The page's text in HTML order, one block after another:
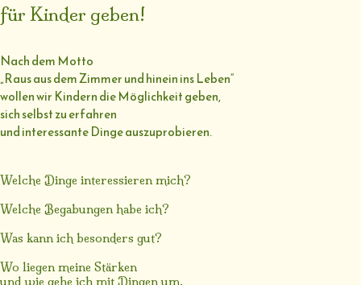
für Kinder geben!
Nach dem Motto
„Raus aus dem Zimmer und hinein ins Leben“
wollen wir Kindern die Möglichkeit geben,
sich selbst zu erfahren
und interessante Dinge auszuprobieren.
Welche Dinge interessieren mich?
Welche Begabungen habe ich?
Was kann ich besonders gut?
Wo liegen meine Stärken
und wie gehe ich mit Dingen um,